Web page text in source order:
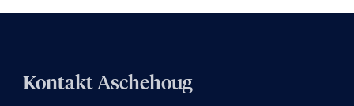
Kontakt Aschehoug